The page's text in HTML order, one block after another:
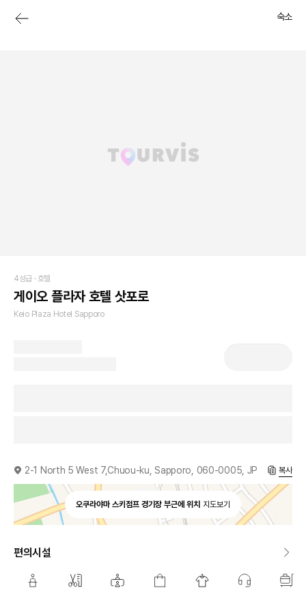
숙소
4성급 · 호텔
게이오 플라자 호텔 삿포로
Keio Plaza Hotel Sapporo
2-1 North 5 West 7,Chuou-ku, Sapporo, 060-0005, JP 복사
오쿠라야마 스키점프 경기장 부근에 위치 지도보기
편의시설